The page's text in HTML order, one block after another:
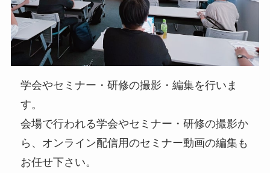
学会やセミナー・研修の撮影・編集を行いま
す。
会場で行われる学会やセミナー・研修の撮影か
ら、オンライン配信用のセミナー動画の編集も
お任せ下さい。